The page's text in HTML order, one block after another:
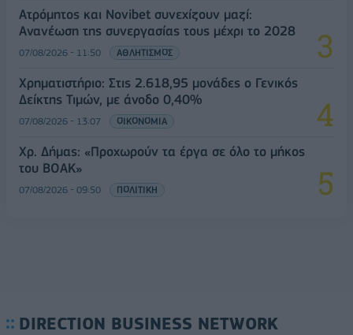
Ατρόμητος και Novibet συνεχίζουν μαζί:
Ανανέωση της συνεργασίας τους μέχρι το 2028
07/08/2026 - 11:50 ΑΘΛΗΤΙΣΜΟΣ
Χρηματιστήριο: Στις 2.618,95 μονάδες ο Γενικός
Δείκτης Τιμών, με άνοδο 0,40%
07/08/2026 - 13:07 ΟΙΚΟΝΟΜΙΑ
Χρ. Δήμας: «Προχωρούν τα έργα σε όλο το μήκος
του ΒΟΑΚ»
07/08/2026 - 09:50 ΠΟΛΙΤΙΚΗ
DIRECTION BUSINESS NETWORK